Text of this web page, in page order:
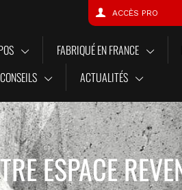
ACCÈS PRO
FABRIQUÉ EN FRANCE
CONSEILS
ACTUALITÉS
ESPACE